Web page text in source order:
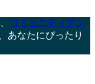
コミュニティアン
、あなたにぴったり